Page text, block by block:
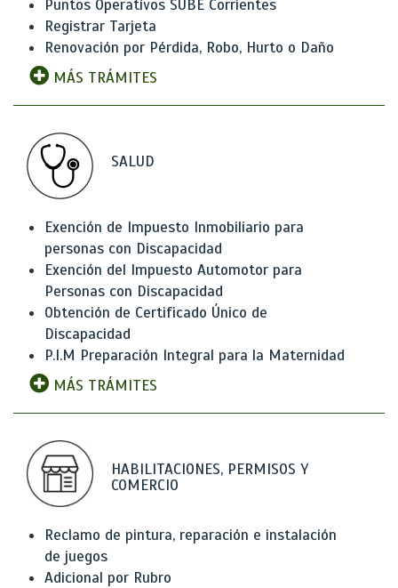
Puntos Operativos SUBE Corrientes
Registrar Tarjeta
Renovación por Pérdida, Robo, Hurto o Daño
MÁS TRÁMITES
SALUD
Exención de Impuesto Inmobiliario para
personas con Discapacidad
Exención del Impuesto Automotor para
Personas con Discapacidad
Obtención de Certificado Único de
Discapacidad
P.I.M Preparación Integral para la Maternidad
MÁS TRÁMITES
HABILITACIONES, PERMISOS Y
COMERCIO
Reclamo de pintura, reparación e instalación
de juegos
Adicional por Rubro